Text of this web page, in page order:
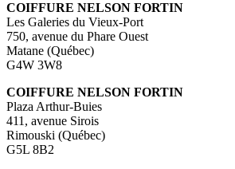
COIFFURE NELSON FORTIN
Les Galeries du Vieux-Port
750, avenue du Phare Ouest
Matane (Québec)
G4W 3W8
COIFFURE NELSON FORTIN
Plaza Arthur-Buies
411, avenue Sirois
Rimouski (Québec)
G5L 8B2